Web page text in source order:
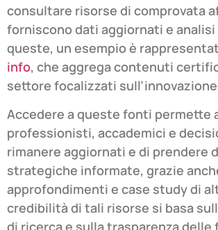
consultare risorse di comprovata
forniscono dati aggiornati e analisi
queste, un esempio è
info, che aggrega contenuti
settore focalizzati
Accedere a queste fonti permette
professionisti, accademici e
rimanere aggiornati e di prendere
strategiche informate, grazie
approfondimenti e case study di
credibilità di tali risorse si basa